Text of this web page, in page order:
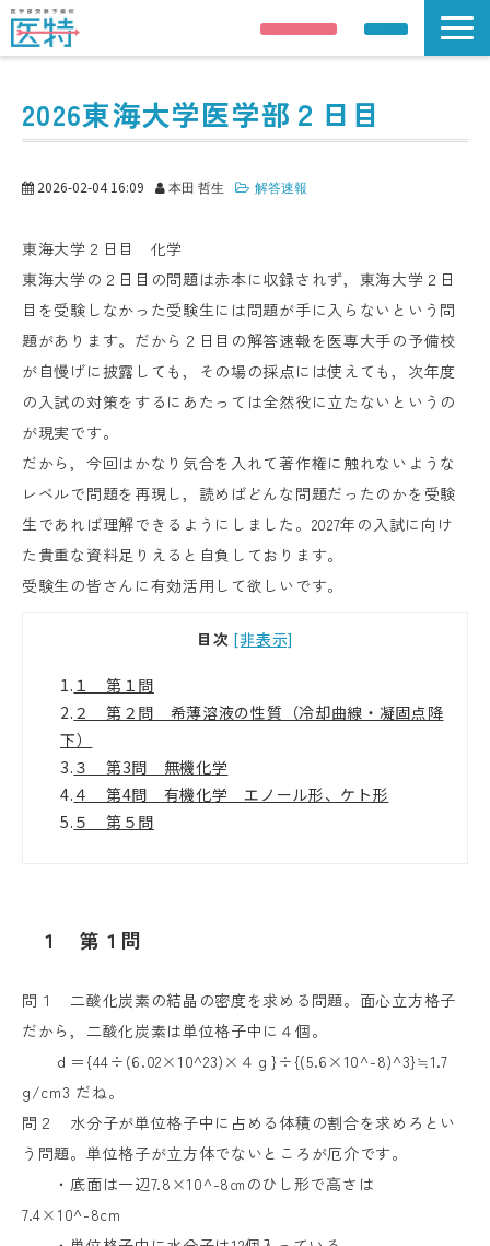
説明会申し込み 資料請求
解答速報
合格実績
コース案内
校舎 / 寮のご案内
2026東海大学医学部２日目
2026-02-04 16:09 本田 哲生 解答速報
東海大学２日目 化学
東海大学の２日目の問題は赤本に収録されず，東海大学２日
目を受験しなかった受験生には問題が手に入らないという問
題があります。だから２日目の解答速報を医専大手の予備校
が自慢げに披露しても，その場の採点には使えても，次年度
の入試の対策をするにあたっては全然役に立たないというの
が現実です。
だから，今回はかなり気合を入れて著作権に触れないような
レベルで問題を再現し，読めばどんな問題だったのかを受験
生であれば理解できるようにしました。 2027年の入試に向け
た貴重な資料足りえると自負しております。
受験生の皆さんに有効活用して欲しいです。
目次 [非表示]
1. １ 第１問
2. ２ 第２問 希薄溶液の性質（冷却曲線・凝固点降
下）
3. ３ 第3問 無機化学
4.４ 第4問 有機化学 エノール形、ケト形
5. ５ 第５問
１　第１問
問１ 二酸化炭素の結晶の密度を求める問題。面心立方格子
だから，二酸化炭素は単位格子中に４個。
ｄ＝ {44÷ (6.02×10^23) ×４ｇ} ÷ {(5.6 ×10^-8)^3}≒1.7
g/cm3 だね。
問２ 水分子が単位格子中に占める体積の割合を求めろとい
う問題。単位格子が立方体でないところが厄介です。
・底面は一辺7.8 ×10^-8㎝のひし形で高さは
7.4×10^-8cm